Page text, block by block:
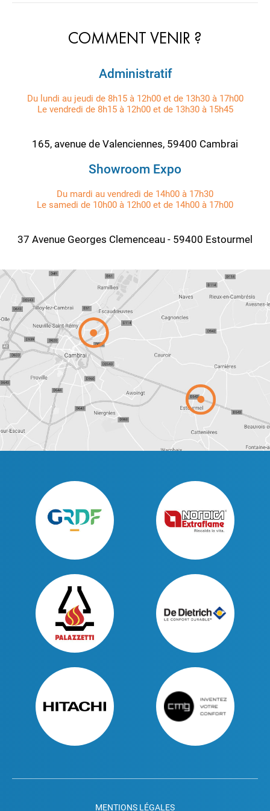
COMMENT VENIR ?
Administratif
Du lundi au jeudi de 8h15 à 12h00 et de 13h30 à 17h00
Le vendredi de 8h15 à 12h00 et de 13h30 à 15h45
165, avenue de Valenciennes, 59400 Cambrai
Showroom Expo
Du mardi au vendredi de 14h00 à 17h30
Le samedi de 10h00 à 12h00 et de 14h00 à 17h00
37 Avenue Georges Clemenceau - 59400 Estourmel
MENTIONS LÉGALES